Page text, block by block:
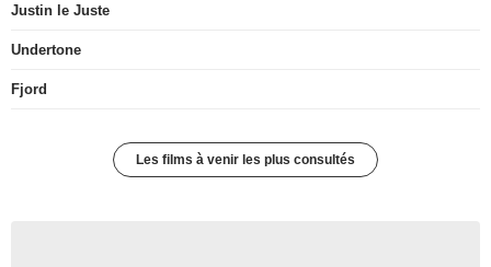
Justin le Juste
Undertone
Fjord
Les films à venir les plus consultés